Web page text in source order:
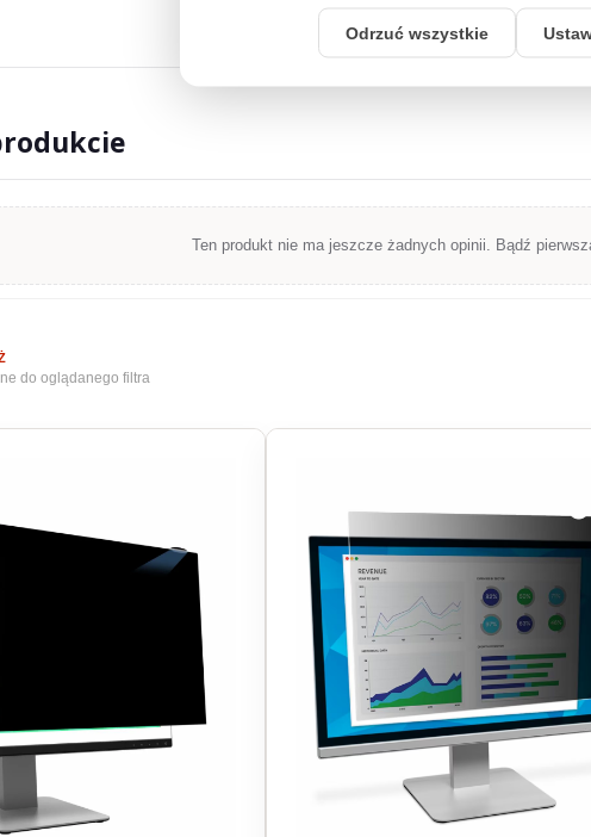
Ten produkt nie ma jeszcze żadnych opinii. Bądź
do oglądanego filtra
Odrzuć wszystkie